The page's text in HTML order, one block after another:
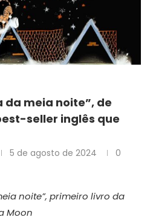
da meia noite”, de
seller inglês que
5 de agosto de 2024
0
noite”, primeiro livro da
Moon